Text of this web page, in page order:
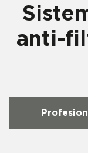
anti-